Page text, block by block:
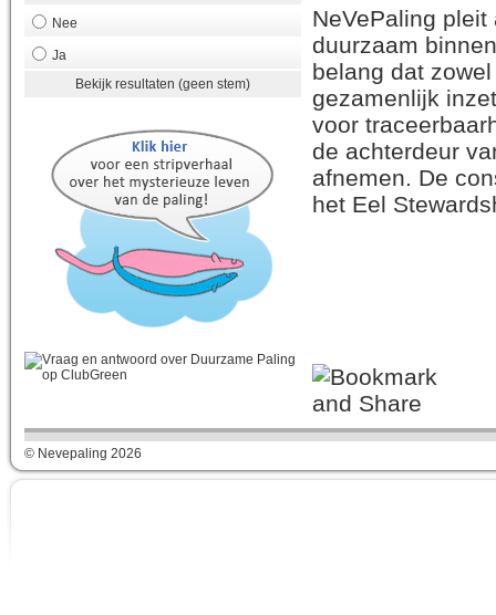
Nee
Ja
Bekijk resultaten (geen stem)
NeVePaling
duurzaam
belang dat
gezamenlijk
voor
de achterdeur
afnemen. De
het Eel
© Nevepaling 2026